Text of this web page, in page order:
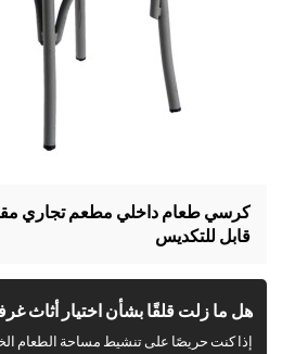
كرسي طعام داخلي مطعم تجاري
قابل للتكديس
هل ما زلت قلقًا بشأن اختيار أثاث
إذا كنت حريصًا على تنشيط مساحة الطعام